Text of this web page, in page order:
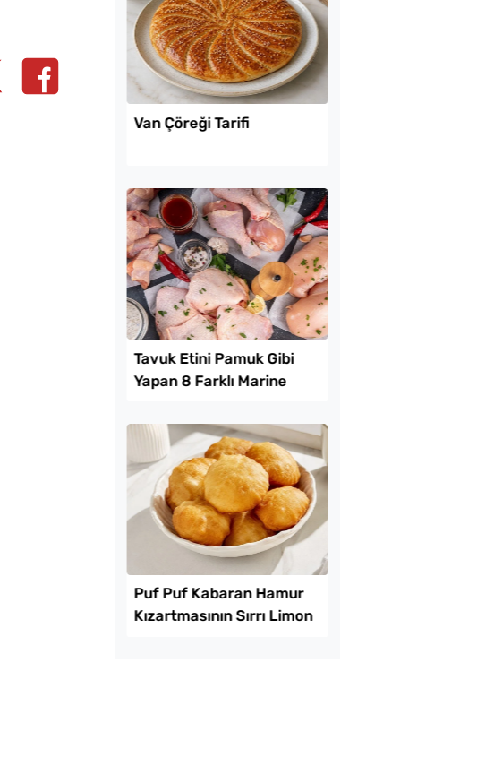
Bayatlamayan Mayasız
Mozaik Pasta Tarifi